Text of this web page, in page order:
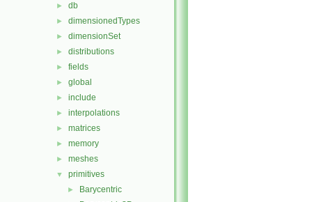
► db
► dimensionedTypes
► dimensionSet
► distributions
► fields
► global
► include
► interpolations
► matrices
► memory
► meshes
▼ primitives
► Barycentric